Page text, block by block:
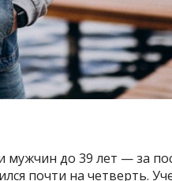
мужчин до 39 лет — за
почти на четверть.